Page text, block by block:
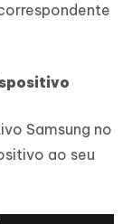
Samsung no
ao seu